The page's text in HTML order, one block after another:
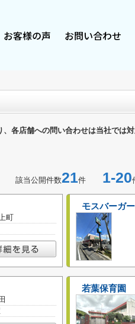
お客様の声 お問い合わせ
各店舗への問い合わせは当社では対
該当公開件数21件 1-20
町
モスバーガ
若葉保育園